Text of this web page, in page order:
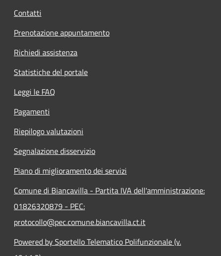
Contatti
Prenotazione appuntamento
Richiedi assistenza
Statistiche del portale
Leggi le FAQ
Pagamenti
Riepilogo valutazioni
Segnalazione disservizio
Piano di miglioramento dei servizi
Comune di Biancavilla - Partita IVA dell'amministrazione:
01826320879 - PEC:
protocollo@pec.comune.biancavilla.ct.it
Powered by Sportello Telematico Polifunzionale (v.